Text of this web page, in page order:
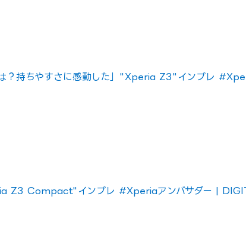
？持ちやすさに感動した」"Xperia Z3"インプレ
Z3 Compact"インプレ #Xperiaアンバサダー |